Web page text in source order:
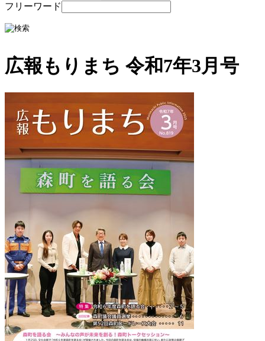
フリーワード
広報もりまち 令和7年3月号